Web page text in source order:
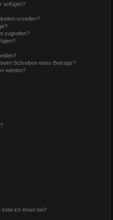
anfügen?
erstellen?
zugreifen?
Schreiben eines Beitrags?
werden?
trete ich ihnen bei?